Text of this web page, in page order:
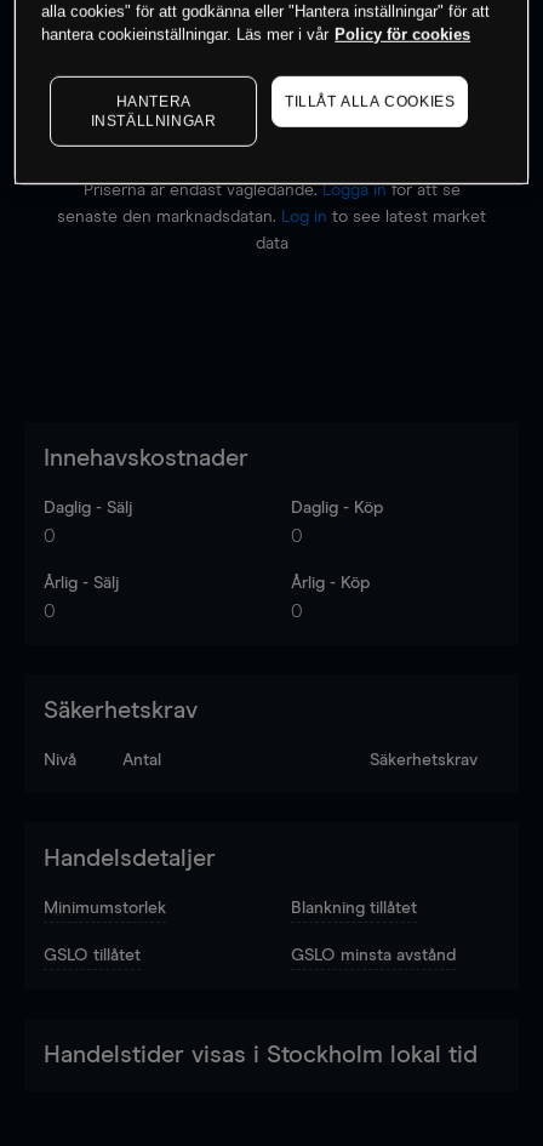
Börja handla
Priserna är endast vägledande.Logga inför att se
senaste den marknadsdatan.
Log in to see latest market
data
Innehavskostnader
Daglig - Sälj
0
Daglig - Köp
0
Årlig - Sälj
0
Årlig - Köp
0
Säkerhetskrav
Nivå Antal Säkerhetskrav
Handelsdetaljer
Minimumstorlek Blankning tillåtet
GSLO tillåtet GSLO minsta avstånd
Handelstider visas i Stockholm lokal tid
alla cookies" för att godkänna eller "Hantera inställningar" för att
hantera cookieinställningar. Läs mer i vår Policy för cookies
HANTERA
INSTÄLLNINGAR
TILLÅT ALLA COOKIES